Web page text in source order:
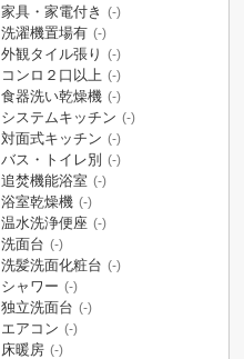
家具・家電付き (-)
洗濯機置場有 (-)
外観タイル張り (-)
コンロ２口以上 (-)
食器洗い乾燥機 (-)
システムキッチン (-)
対面式キッチン (-)
バス・トイレ別 (-)
追焚機能浴室 (-)
浴室乾燥機 (-)
温水洗浄便座 (-)
洗面台 (-)
洗髪洗面化粧台 (-)
シャワー (-)
独立洗面台 (-)
エアコン (-)
床暖房 (-)